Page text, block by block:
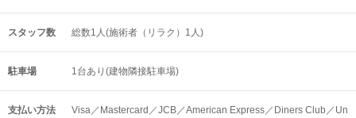
スタッフ数 総数1人(施術者（リラク）1人)
駐車場 1台あり(建物隣接駐車場)
支払い方法
Visa／Mastercard／JCB／American Express／Diners Club／Un